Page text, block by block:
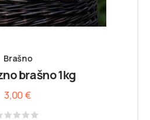
Brašno
brašno 1kg
3,00€